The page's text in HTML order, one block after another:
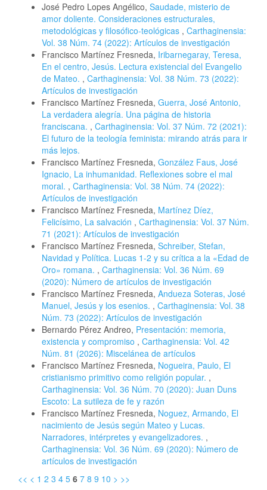
José Pedro Lopes Angélico, Saudade, misterio de
amor doliente. Consideraciones estructurales,
metodológicas y filosófico-teológicas , Carthaginensia:
Vol. 38 Núm. 74 (2022): Artículos de investigación
Francisco Martínez Fresneda, Iribarnegaray, Teresa,
En el centro, Jesús. Lectura existencial del Evangelio
de Mateo. , Carthaginensia: Vol. 38 Núm. 73 (2022):
Artículos de investigación
Francisco Martínez Fresneda, Guerra, José Antonio,
La verdadera alegría. Una página de historia
franciscana. , Carthaginensia: Vol. 37 Núm. 72 (2021):
El futuro de la teología feminista: mirando atrás para ir
más lejos.
Francisco Martínez Fresneda, González Faus, José
Ignacio, La inhumanidad. Reflexiones sobre el mal
moral. , Carthaginensia: Vol. 38 Núm. 74 (2022):
Artículos de investigación
Francisco Martínez Fresneda, Martínez Díez,
Felicísimo, La salvación , Carthaginensia: Vol. 37 Núm.
71 (2021): Artículos de investigación
Francisco Martínez Fresneda, Schreiber, Stefan,
Navidad y Política. Lucas 1-2 y su crítica a la «Edad de
Oro» romana. , Carthaginensia: Vol. 36 Núm. 69
(2020): Número de artículos de investigación
Francisco Martínez Fresneda, Andueza Soteras, José
Manuel, Jesús y los esenios. , Carthaginensia: Vol. 38
Núm. 73 (2022): Artículos de investigación
Bernardo Pérez Andreo, Presentación: memoria,
existencia y compromiso , Carthaginensia: Vol. 42
Núm. 81 (2026): Miscelánea de artículos
Francisco Martínez Fresneda, Nogueira, Paulo, El
cristianismo primitivo como religión popular. ,
Carthaginensia: Vol. 36 Núm. 70 (2020): Juan Duns
Escoto: La sutileza de fe y razón
Francisco Martínez Fresneda, Noguez, Armando, El
nacimiento de Jesús según Mateo y Lucas.
Narradores, intérpretes y evangelizadores. ,
Carthaginensia: Vol. 36 Núm. 69 (2020): Número de
artículos de investigación
<< < 1 2 3 4 5 6 7 8 9 10 > >>